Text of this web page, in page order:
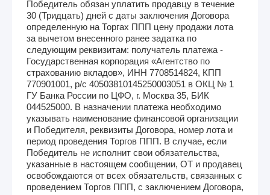
Победитель обязан уплатить продавцу в течение
30 (Тридцать) дней с даты заключения Договора
определенную на Торгах ППП цену продажи лота
за вычетом внесенного ранее задатка по
следующим реквизитам: получатель платежа -
Государственная корпорация «Агентство по
страхованию вкладов», ИНН 7708514824, КПП
770901001, р/с 40503810145250003051 в ОКЦ № 1
ГУ Банка России по ЦФО, г. Москва 35, БИК
044525000. В назначении платежа необходимо
указывать наименование финансовой организации
и Победителя, реквизиты Договора, номер лота и
период проведения Торгов ППП. В случае, если
Победитель не исполнит свои обязательства,
указанные в настоящем сообщении, ОТ и продавец
освобождаются от всех обязательств, связанных с
проведением Торгов ППП, с заключением Договора,